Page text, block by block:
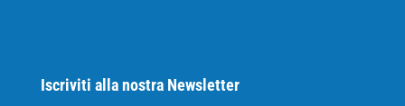
Iscriviti alla nostra Newsletter